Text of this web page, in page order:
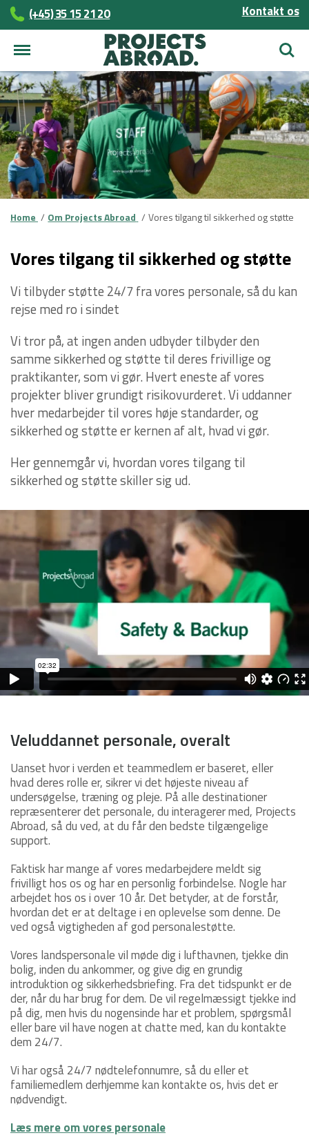
(+45)­­ 35 15 21 20 Kontakt os
Søg
Home Om Projects Abroad Vores tilgang til sikkerhed og støtte
Vores tilgang til sikkerhed og støtte
Vi tilbyder støtte 24/7 fra vores personale, så du kan
rejse med ro i sindet
Vi tror på, at ingen anden udbyder tilbyder den
samme sikkerhed og støtte til deres frivillige og
praktikanter, som vi gør. Hvert eneste af vores
projekter bliver grundigt risikovurderet. Vi uddanner
hver medarbejder til vores høje standarder, og
sikkerhed og støtte er kernen af alt, hvad vi gør.
Her gennemgår vi, hvordan vores tilgang til
sikkerhed og støtte skiller sig ud.
Veluddannet personale, overalt
Uanset hvor i verden et teammedlem er baseret, eller
hvad deres rolle er, sikrer vi det højeste niveau af
undersøgelse, træning og pleje. På alle destinationer
repræsenterer det personale, du interagerer med, Projects
Abroad, så du ved, at du får den bedste tilgængelige
support.
Faktisk har mange af vores medarbejdere meldt sig
frivilligt hos os og har en personlig forbindelse. Nogle har
arbejdet hos os i over 10 år. Det betyder, at de forstår,
hvordan det er at deltage i en oplevelse som denne. De
ved også vigtigheden af god personalestøtte.
Vores landspersonale vil møde dig i lufthavnen, tjekke din
bolig, inden du ankommer, og give dig en grundig
introduktion og sikkerhedsbriefing. Fra det tidspunkt er de
der, når du har brug for dem. De vil regelmæssigt tjekke ind
på dig, men hvis du nogensinde har et problem, spørgsmål
eller bare vil have nogen at chatte med, kan du kontakte
dem 24/7.
Vi har også 24/7 nødtelefonnumre, så du eller et
familiemedlem derhjemme kan kontakte os, hvis det er
nødvendigt.
Læs mere om vores personale